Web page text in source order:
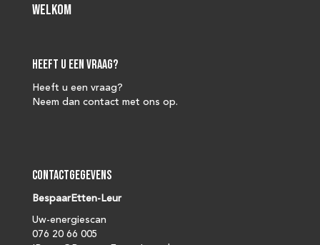
Welkom
Heeft u een vraag?
Heeft u een vraag?
Neem dan contact met ons op.
Contactgegevens
BespaarEtten-Leur
Uw-energiescan
076 20 66 005